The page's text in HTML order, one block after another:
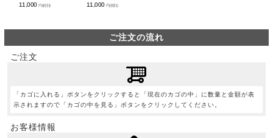
11,000円(税別)
11,000 円(税別)
ご注文の流れ
ご注文
「カゴに入れる」ボタンをクリックすると「現在のカゴの中」に数量と金額が表
示されますので「カゴの中を見る」ボタンをクリックしてください。
お客様情報